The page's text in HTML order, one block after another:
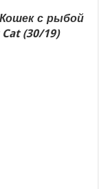
с рыбой
Cat (30/19)